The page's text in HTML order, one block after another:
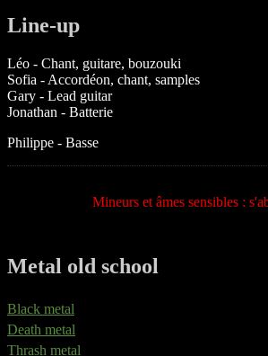
Line-up
Léo - Chant, guitare, bouzouki
Sofia - Accordéon, chant, samples
Gary - Lead guitar
Jonathan - Batterie
Philippe - Basse
Mineurs et âmes sensibles :
Metal old school
Black metal
Death metal
Thrash metal